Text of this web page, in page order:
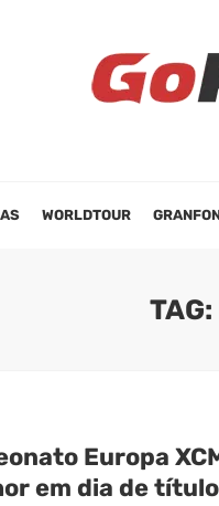
WORLDTOUR
Europa
em dia de